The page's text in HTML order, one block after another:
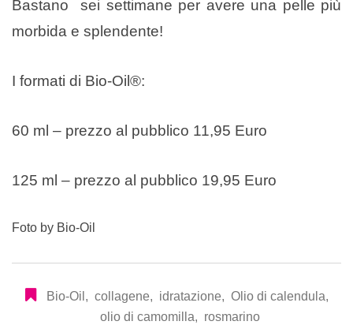
Bastano sei settimane per avere una pelle più
morbida e splendente!
I formati di Bio-Oil®:
60 ml – prezzo al pubblico 11,95 Euro
125 ml – prezzo al pubblico 19,95 Euro
Foto by Bio-Oil
Bio-Oil , collagene, idratazione, Olio di calendula,
olio di camomilla, rosmarino